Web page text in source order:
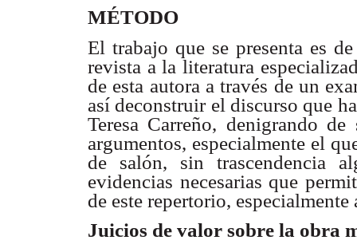
MÉTODO
El trabajo que se presenta es
revista a la literatura
de esta autora a través de un
así deconstruir el discurso que
Teresa Carreño, denigrando
argumentos, especialmente el
de salón, sin trascendencia
evidencias necesarias que
de este repertorio,
Juicios de valor sobre la obra